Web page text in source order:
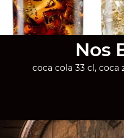
Nos
coca cola 33 cl, coca